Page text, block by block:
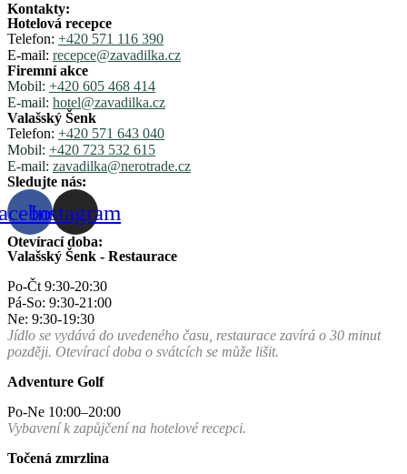
Kontakty:
Hotelová recepce
Telefon: +420 571 116 390
E-mail: recepce@zavadilka.cz
Firemní akce
Mobil: +420 605 468 414
E-mail: hotel@zavadilka.cz
Valašský Šenk
Telefon: +420 571 643 040
Mobil: +420 723 532 615
E-mail: zavadilka@nerotrade.cz
Sledujte nás:
Instagram
Otevírací doba:
Valašský Šenk - Restaurace
Po-Čt 9:30-20:30
Pá-So: 9:30-21:00
Ne: 9:30-19:30
Jídlo se vydává do uvedeného času, restaurace zavírá o 30 minut
později. Otevírací doba o svátcích se může lišit.
Adventure Golf
Po-Ne 10:00–20:00
Vybavení k zapůjčení na hotelové recepci.
Točená zmrzlina